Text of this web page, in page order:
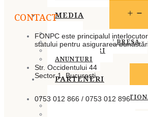
MEDIA
STIRI
COMUNICATE DE PRESA
INFO MEMBRI
ANUNTURI
PARTENERI
PARTENERI
CONTACT
FONPC este principalul
statului pentru asigurarea
Str. Occidentului 44
Sector 1, București
0753 012 866 / 0753 012 896